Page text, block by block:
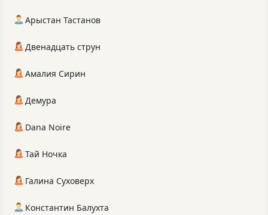
Арыстан Тастанов
Двенадцать струн
Амалия Сирин
Демура
Dana Noire
Тай Ночка
Галина Суховерх
Константин Балухта